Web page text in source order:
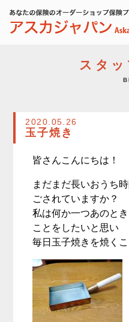
スタ
2020.05.26
玉子焼き
皆さんこんにちは！
まだまだ長いおうち
ごされていますか？
私は何か一つあのと
ことをしたいと思い
毎日玉子焼きを焼く